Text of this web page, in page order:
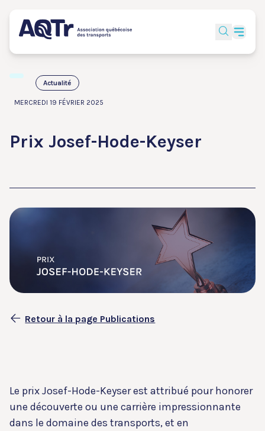
Actualité
MERCREDI 19 FÉVRIER 2025
Prix Josef-Hode-Keyser
Retour à la page Publications
Le prix Josef-Hode-Keyser est attribué pour honorer
une découverte ou une carrière impressionnante
dans le domaine des transports, et en